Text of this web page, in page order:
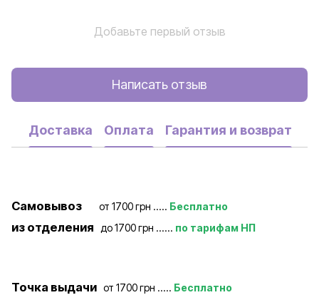
Добавьте первый отзыв
Написать отзыв
Доставка Оплата Гарантия и возврат
Самовывоз от 1700 грн ..... Бесплатно
из отделения до 1700 грн ...... по тарифам НП
Точка выдачи от 1700 грн ..... Бесплатно